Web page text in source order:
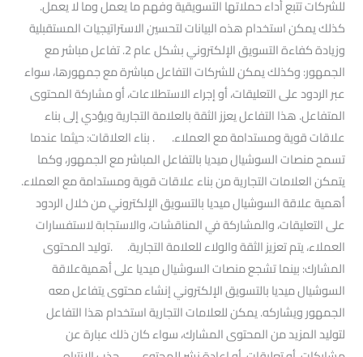
للشركات تتبع أداء حملاتها التسويقية وفهم ما يعمل وما لا يعمل.
كذلك يمكن استخدام هذه البيانات لتحسين الاستراتيجيات المستقبلية
وزيادة كفاءة التسويق الإلكتروني بشكل عام 2. تفاعل مباشر مع
الجمهور: وكذلك يمكن للشركات التفاعل مباشرة مع جمهورها، سواء
عبر الردود على التعليقات، أو إجراء الاستطلاعات، أو مشاركة المحتوى
المتفاعل. هذا التفاعل يعزز الثقة بالعلامة التجارية ويؤدي إلى بناء
علاقات قوية ومستدامة مع العملاء. . بناء العلاقات: حيثما عندما
تسمح منصات السوشيال ميديا بالتفاعل المباشر مع الجمهور، وكما
يتمكن العلامات التجارية من بناء علاقات قوية ومستدامة مع العملاء.
أهمية علاقة السوشيال ميديا بالتسويق الإلكتروني من خلال الردود
على التعليقات، والمشاركة في المناقشات، والاستجابة لاستفسارات
العملاء، يتم تعزيز الثقة والولاء للعلامة التجارية. .توليد المحتوى
المشارك: بينما تشجع منصات السوشيال ميديا على أهميةعلاقة
السوشيال ميديا بالتسويق الإلكتروني إنشاء محتوى يتفاعل معه
الجمهور ويشاركه. يمكن للعلامات التجارية استخدام هذا التفاعل
لتوليد المزيد من المحتوى المشارك، سواء كان ذلك عبارة عن